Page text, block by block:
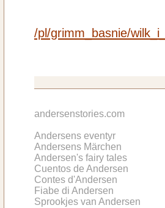
/pl/grimm_basnie/
andersenstories.com
Andersens eventyr
Andersens Märchen
Andersen's fairy tales
Cuentos de Andersen
Contes d'Andersen
Fiabe di Andersen
Sprookjes van Andersen